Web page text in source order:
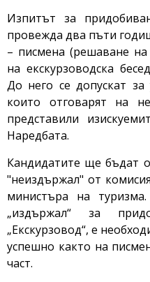
Изпитът за
провежда два пъти
– писмена (решаване на
на екскурзоводска
До него се допускат за
които отговарят на
представили
Наредбата.
Кандидатите ще бъдат
"неиздържал" от
министъра на
„издържал“ за
„Екскурзовод“, е
успешно както на
част.